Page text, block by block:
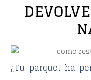
¿Tu parquet ha